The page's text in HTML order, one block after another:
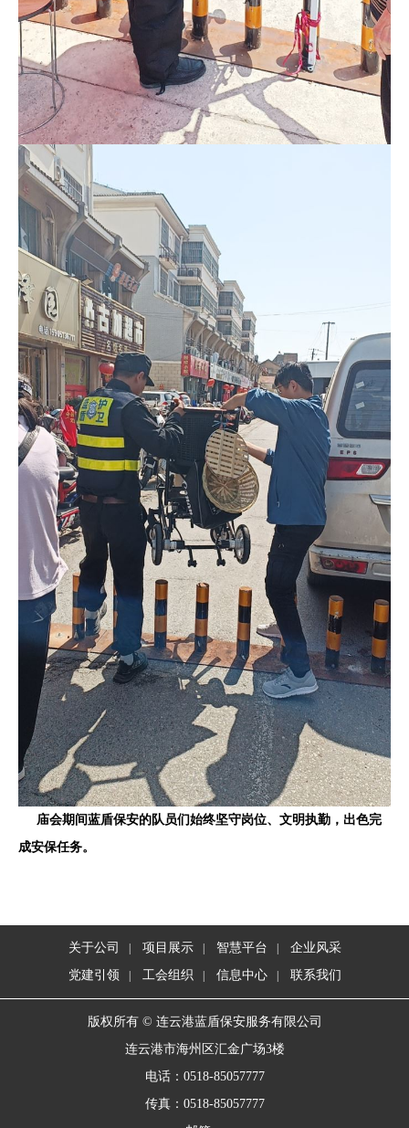
庙会期间蓝盾保安的队员们始终坚守岗位、文明执勤，出色完
成安保任务。
关于公司 项目展示 智慧平台
企业风采
党建引领
工会组织 信息中心 联系我们
版权所有 © 连云港蓝盾保安服务有限公司
连云港市海州区汇金广场3楼
电话：0518-85057777
传真：0518-85057777